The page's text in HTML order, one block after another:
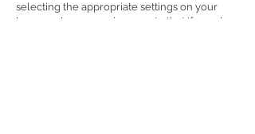
selecting the appropriate settings on your
browser, however please note that if you do